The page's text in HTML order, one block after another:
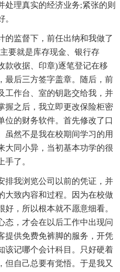
处理真实的经济业务;紧张的则
的监督下，前任出纳和我做了
要就是库存现金、银行存
款收据、印章)逐笔登记在移
最后三方签字盖章。随后，前
工作台、室的钥匙交给我，并
握之后，我立即更改保险柜密
位的财务软件。首先修改了口
虽然不是我在校期间学习的用
大同小异，当初基本功学的很
了。
排我浏览公司以前的凭证，并
大致内容和过程。因为在校做
，所以根本就不愿意细看。
态，才会在以后工作中出现问
提供免费免裤脚的服务，开凭
该记哪个会计科目。只好硬着
但自己总要有觉悟。于是我又